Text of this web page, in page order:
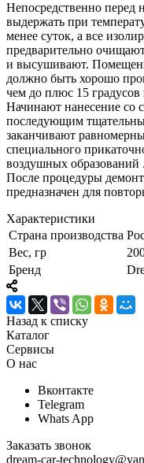
Непосредственно перед
выдержать при
менее суток, а все
предварительно
и высушивают.
должно быть хорошо
чем до плюс 15
Начинают нанесение со
последующим
заканчивают
специального
воздушных образований .
После процедуры
предназначен для
Характеристики
Страна производства
Вес, гр
Бренд
Назад к списку
Каталог
Сервисы
О нас
Вконтакте
Telegram
Whats App
Заказать звонок
dream-car-